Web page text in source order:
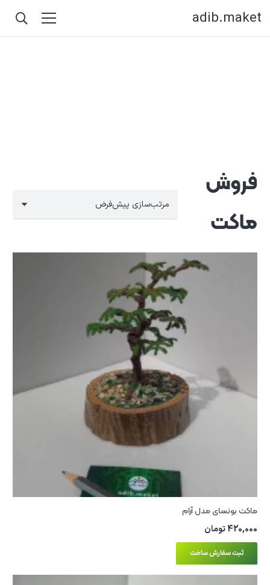
adib.maket
فروش
ماکت
ماکت بونسای مدل آرام
420,000تومان
ثبت سفارش ساخت